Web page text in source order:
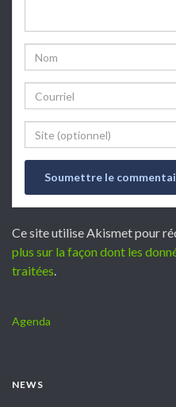
Name
Email
Website
Ce site utilise Akismet pour
plus sur la façon dont les
traitées.
Agenda
NEWS